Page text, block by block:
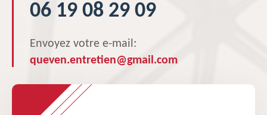
06 19 08 29 09
Envoyez votre e-mail:
queven.entretien@gmail.com